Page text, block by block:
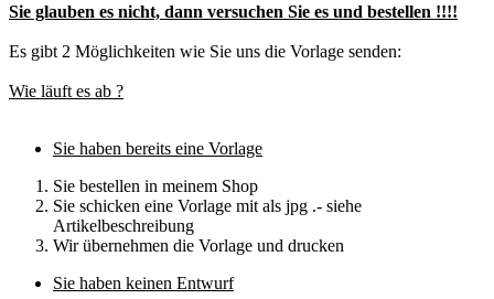
Sie glauben es nicht, dann versuchen Sie es und bestellen !!!!
Es gibt 2 Möglichkeiten wie Sie uns die Vorlage senden:
Wie läuft es ab ?
Sie haben bereits eine Vorlage
Sie bestellen in meinem Shop
Sie schicken eine Vorlage mit als jpg .- siehe
Artikelbeschreibung
Wir übernehmen die Vorlage und drucken
Sie haben keinen Entwurf